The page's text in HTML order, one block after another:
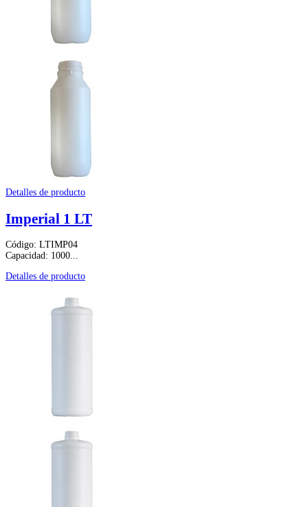
Detalles de producto
Imperial 1 LT
Código: LTIMP04
Capacidad: 1000...
Detalles de producto